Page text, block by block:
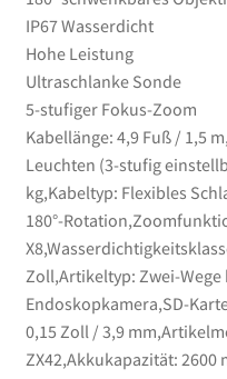
Haus
Menge
IP67 Wasserdicht
Hohe Leistung
Ultraschlanke Sonde
5-stufiger Fokus-Zoom
Kabellänge: 4,9 Fuß / 1,5
Leuchten (3-stufig
kg,Kabeltyp: Flexibles
180°-
Zoll,Artikeltyp: Zwei-Wege
Endoskopkamera,SD-
0,15 Zoll / 3,9
ZX42,Akkukapazität: 2600